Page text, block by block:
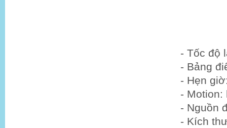
- Tốc độ
- Bảng
- Hẹn
- Motion:
- Nguồn
- Kích